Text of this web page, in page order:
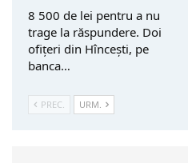
8 500 de lei pentru a nu
trage la răspundere. Doi
ofițeri din Hîncești, pe
banca…
PREC. URM.